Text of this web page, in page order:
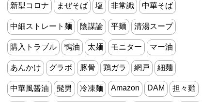
新型コロナ まぜそば 塩 非常識 中華そば
中細ストレート麺 陰謀論 平麺 清湯スープ
購入トラブル 鴨油 太麺 モニター マー油
あんかけ グラボ 豚骨 鶏ガラ 網戸 細麺
中華風醤油 髭男 冷凍麺 Amazon DAM 担々麺